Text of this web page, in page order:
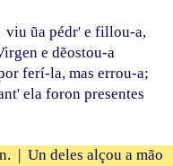
viu ũa pédr' e fillou-a,
e dẽostou-a
ferí-la, mas errou-a;
ela foron presentes
| Un deles alçou a mão